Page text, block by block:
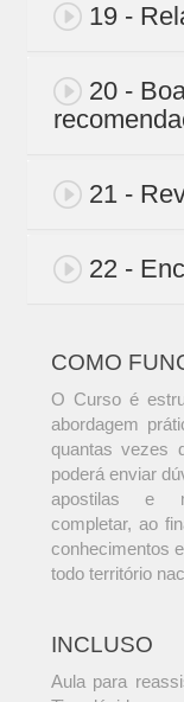
19 -
20 -
21 -
22 -
COMO
O Curso é
abordagem
quantas vezes
poderá enviar
apostilas e
completar, ao
conhecimentos
todo território
INCLUSO
Aula para